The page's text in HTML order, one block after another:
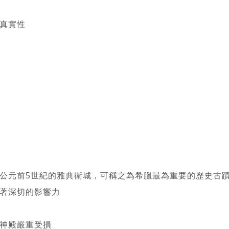
實性
元前5世紀的雅典衛城，可稱之為希臘最為重要的歷史古
深切的影響力
殿嚴重受損